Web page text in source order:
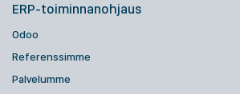
ERP-toiminnanohjaus
Odoo
Referenssimme
Palvelumme